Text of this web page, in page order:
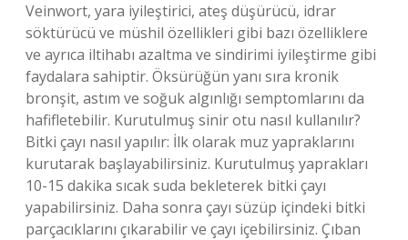
Veinwort, yara iyileştirici, ateş düşürücü, idrar
söktürücü ve müshil özellikleri gibi bazı özelliklere
ve ayrıca iltihabı azaltma ve sindirimi iyileştirme gibi
faydalara sahiptir. Öksürüğün yanı sıra kronik
bronşit, astım ve soğuk algınlığı semptomlarını da
hafifletebilir. Kurutulmuş sinir otu nasıl kullanılır?
Bitki çayı nasıl yapılır: İlk olarak muz yapraklarını
kurutarak başlayabilirsiniz. Kurutulmuş yaprakları
10-15 dakika sıcak suda bekleterek bitki çayı
yapabilirsiniz. Daha sonra çayı süzüp içindeki bitki
parçacıklarını çıkarabilir ve çayı içebilirsiniz. Çıban